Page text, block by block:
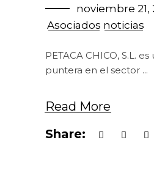
noviembre 21,
Asociados noticias
PETACA CHICO, S.L.
puntera en el sector
Read More
Share: